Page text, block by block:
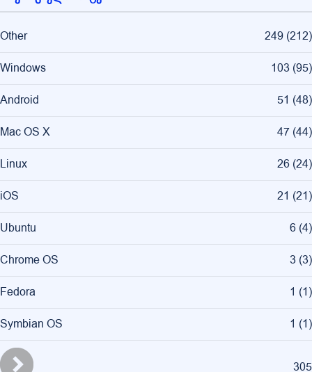
Other 249 (212)
Windows 103 (95)
Android 51 (48)
Mac OS X 47 (44)
Linux 26 (24)
iOS 21 (21)
Ubuntu 6 (4)
Chrome OS 3 (3)
Fedora 1 (1)
Symbian OS 1 (1)
305